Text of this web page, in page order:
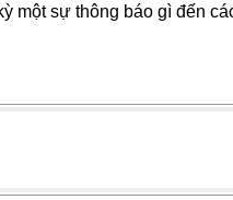
một sự thông báo gì đến